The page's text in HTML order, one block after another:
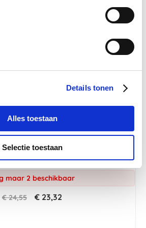
Details tonen
Alles toestaan
Selectie toestaan
-5 %
Veg Omega 250 ml
maar 2 beschikbaar
€ 24,55 € 23,32